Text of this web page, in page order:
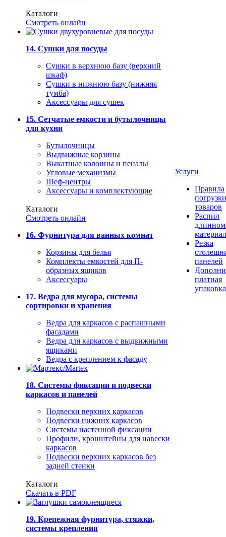
Каталоги
Смотреть онлайн
14. Сушки для посуды
Сушки в верхнюю базу (верхний
шкаф)
Сушки в нижнюю базу (нижняя
тумба)
Аксессуары для сушек
15. Сетчатые емкости и бутылочницы
для кухни
Бутылочницы
Выдвижные корзины
Выкатные колонны и пеналы
Угловые механизмы
Шеф-центры
Аксессуары и комплектующие
Каталоги
Смотреть онлайн
16. Фурнитура для ванных комнат
Корзины для белья
Комплекты емкостей для П-
образных ящиков
Аксессуары
17. Ведра для мусора, системы
сортировки и хранения
Ведра для каркасов с распашными
фасадами
Ведра для каркасов с выдвижными
ящиками
Ведра с креплением к фасаду
18. Системы фиксации и подвески
каркасов и панелей
Подвески верхних каркасов
Подвески нижних каркасов
Системы настенной фиксации
Профили, кронштейны для навески
каркасов
Подвески верхних каркасов без
задней стенки
Каталоги
Скачать в PDF
19. Крепежная фурнитура, стяжки,
системы крепления
Услуги
Правила
погрузки
товаров
Распил
Резка
панелей
платная
упаковка